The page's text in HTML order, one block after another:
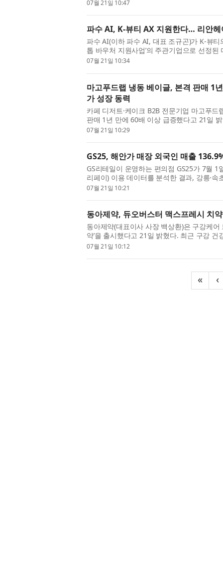
07월 21일 10:47
파수 AI, K-뷰티 AX 지원한다… 리안
파수 AI(이하 파수 AI, 대표 조규곤)가 K-뷰티
톱 바우처 지원사업’의 주관기업으로 선정
어, 회장 유상준)와 손잡고 AI 개발...
07월 21일 10:34
마고푸드랩 냉동 베이글, 본격 판매 1
가 성장 동력
카페 디저트·케이크 B2B 전문기업 마고푸
판매 1년 만에 60배 이상 급증했다고 21일
동 베이글 주문 건수는 2024년 4건에...
07월 21일 10:29
GS25, 해안가 매장 외국인 매출
GS리테일이 운영하는 편의점 GS25가 7월
리페이) 이용 데이터를 분석한 결과, 강릉·속
100여 곳의 외국인 결제 매출이 전년 동...
07월 21일 10:21
동아제약, 듀오버스터 맥스프레시 치
동아제약(대표이사 사장 백상환)은 구강케
약’을 출시했다고 21일 밝혔다. 최근 구강
로 확대되면서 기능성과 사용감을 모두 ...
07월 21일 10:12
« ‹